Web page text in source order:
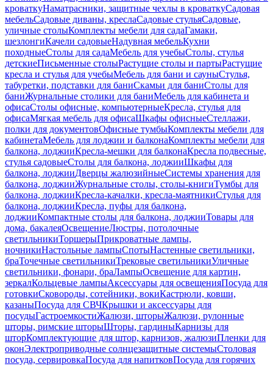
кроваткуНаматрасники, защитные чехлы в кроваткуСадовая
мебельСадовые диваны, креслаСадовые стульяСадовые,
уличные столыКомплекты мебели для садаГамаки,
шезлонгиКачели садовыеНадувная мебельКухни
походныеСтолы для садаМебель для учебыСтолы, стулья
детскиеПисьменные столыРастущие столы и партыРастущие
кресла и стулья для учебыМебель для бани и сауныСтулья,
табуретки, подставки для баниСкамьи для баниСтолы для
баниЖурнальные столики для баниМебель для кабинета и
офисаСтолы офисные, компьютерныеКресла, стулья для
офисаМягкая мебель для офисаШкафы офисныеСтеллажи,
полки для документовОфисные тумбыКомплекты мебели для
кабинетаМебель для лоджии и балконаКомплекты мебели для
балкона, лоджииКресла-мешки для балконаКресла подвесные,
стулья садовыеСтолы для балкона, лоджииШкафы для
балкона, лоджииДверцы жалюзийныеСистемы хранения для
балкона, лоджииЖурнальные столы, столы-книгиТумбы для
балкона, лоджииКресла-качалки, кресла-маятникиСтулья для
балкона, лоджииКресла, пуфы для балкона,
лоджииКомпактные столы для балкона, лоджииТовары для
дома, бакалеяОсвещениеЛюстры, потолочные
светильникиТоршерыПрикроватные лампы,
ночникиНастольные лампыСпотыНастенные светильники,
браТочечные светильникиТрековые светильникиУличные
светильники, фонари, браЛампыОсвещение для картин,
зеркалКольцевые лампыАксессуары для освещенияПосуда для
готовкиСковороды, сотейники, вокиКастрюли, ковши,
казаныПосуда для СВЧКрышки и аксессуары для
посудыГастроемкостиЖалюзи, шторыЖалюзи, рулонные
шторы, римские шторыШторы, гардиныКарнизы для
шторКомплектующие для штор, карнизов, жалюзиПленки для
оконЭлектроприводные солнцезащитные системыСтоловая
посуда, сервировкаПосуда для напитковПосуда для горячих